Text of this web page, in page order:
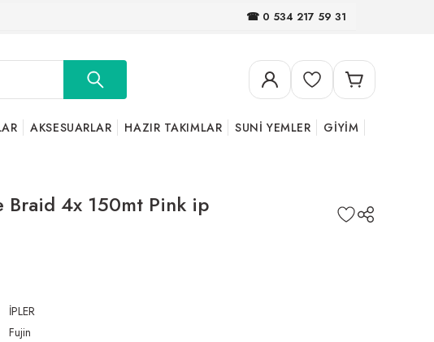
☎ 0 534 217 59 31
AKSESUARLAR HAZIR TAKIMLAR SUNİ YEMLER GİYİM
Braid 4x 150mt Pink ip
İPLER
Fujin